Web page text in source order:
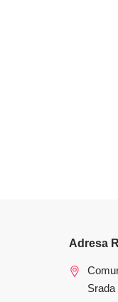
Adresa
Srada